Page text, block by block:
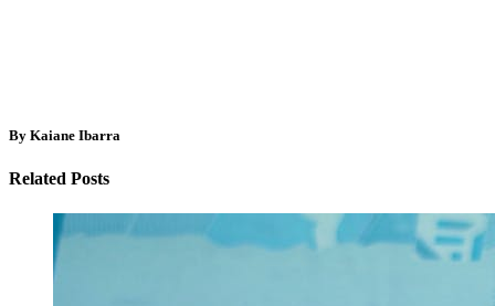
By Kaiane Ibarra
Related Posts